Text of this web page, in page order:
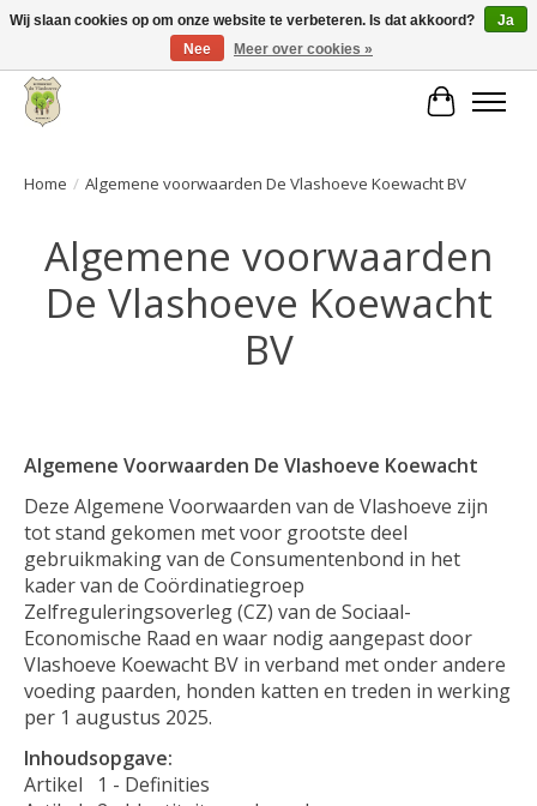
Grote keuze aan producten en snelle verzending!
Home / Algemene voorwaarden De Vlashoeve Koewacht BV
Algemene voorwaarden
De Vlashoeve Koewacht
BV
Algemene Voorwaarden De Vlashoeve Koewacht
Deze Algemene Voorwaarden van de Vlashoeve zijn
tot stand gekomen met voor grootste deel
gebruikmaking van de Consumentenbond in het
kader van de Coördinatiegroep
Zelfreguleringsoverleg (CZ) van de Sociaal-
Economische Raad en waar nodig aangepast door
Vlashoeve Koewacht BV in verband met onder andere
voeding paarden, honden katten en treden in werking
per 1 augustus 2025.
Inhoudsopgave:
Artikel 1 - Definities
Wij slaan cookies op om onze website te verbeteren. Is dat akkoord?
Ja
Nee
Meer over cookies »